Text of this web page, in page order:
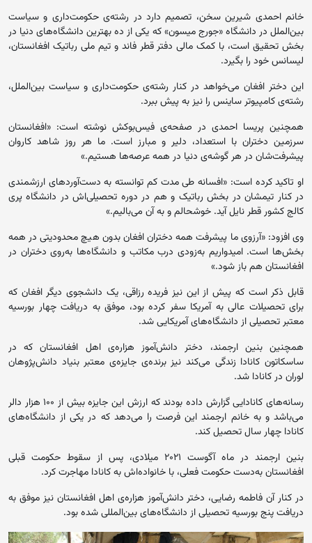
خانم احمدی شیرین سخن، تصمیم دارد در رشته‌ی حکومت‌داری و سیاست
بین‌الملل در دانشگاه «جورج میسون» که یکی از ده بهترین دانشگاه‌های دنیا در
بخش تحقیق است، با کمک مالی دفتر قطر فاند و تیم ملی رباتیک افغانستان،
لیسانس خود را بگیرد.
این دختر افغان می‌خواهد در کنار رشته‌ی حکومت‌داری و سیاست بین‌الملل،
رشته‌ی کامپیوتر ساینس را نیز به پیش ببرد.
همچنین پریسا احمدی در صفحه‌ی فیس‌بوکش نوشته است: «افغانستان
سرزمین دختران با استعداد، دلیر و مبارز است. ما هر روز شاهد کاروان
پیشرفت‌شان در هر گوشه‌ی دنیا در همه عرصه‌ها هستیم.»
او تاکید کرده است: «افسانه طی مدت کم توانسته به دست‌آوردهای ارزشمندی
در کنار تیم‎شان در بخش رباتیک و هم در دوره تحصیلی‌اش در دانشگاه پری
کالج کشور قطر نایل آید. خوشحالم و به آن می‌باليم.»
وی افزود: «آرزوی ما پیشرفت همه دختران افغان بدون هیچ محدودیتی در همه
بخش‌ها است. امیدواریم به‌زودی درب مکاتب و دانشگاه‌ها به‌روی دختران در
افغانستان هم باز شود.»
قابل ذکر است که پیش از این نیز فریده رزاقی، یک دانشجوی دیگر افغان که
برای تحصیلات عالی به آمریکا سفر کرده بود، موفق به دریافت چهار بورسیه‌
معتبر تحصیلی از دانشگاه‌های آمریکایی شد.
همچنین بنین ارجمند، دختر دانش‌آموز هزاره‌ی اهل افغانستان که در
ساسکاتون کانادا زندگی می‌کند نیز برنده‌ی جایزه‌ی معتبر بنیاد دانش‌پژوهان
لوران در کانادا شد.
رسانه‌های کانادایی گزارش داده بودند که ارزش این جایزه بیش از ۱۰۰ هزار دالر
می‌باشد و به خانم ارجمند این فرصت را می‌دهد که در یکی از دانشگاه‌های
کانادا چهار سال تحصیل کند.
بنین ارجمند در ماه آگوست ۲۰۲۱ میلادی، پس از سقوط حکومت قبلی
افغانستان به‌دست حکومت فعلی، با خانواده‌اش به کانادا مهاجرت کرد.
در کنار آن فاطمه رضایی، دختر دانش‌آموز هزاره‌ی اهل افغانستان نیز موفق به
دریافت پنج بورسیه تحصیلی از دانشگاه‌های بین‌المللی شده بود.